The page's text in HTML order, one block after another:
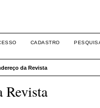
CADASTRO
da Revista
Revista